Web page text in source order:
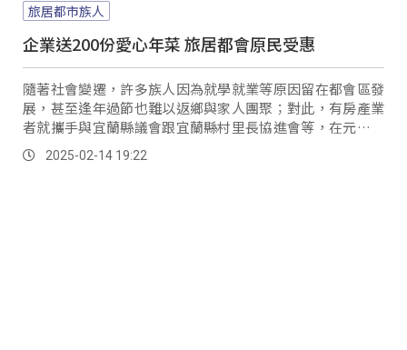
旅居都市族人
企業送200份愛心年菜 旅居都會原民受惠
隨著社會變遷，許多族人因為就學就業等原因留在都會區發
展，甚至逢年過節也難以返鄉與家人團聚；對此，有房產業
者就攜手與宜蘭縣議會跟宜蘭縣村里長協進會等，在元宵佳
節時刻寒冬送暖，提供200份的愛心年菜，讓旅居都會區的
族人能感受到過節的喜悅與溫暖。
2025-02-14 19:22